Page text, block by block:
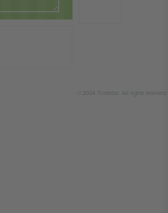
© 2024 Ticombo. All rights reserved